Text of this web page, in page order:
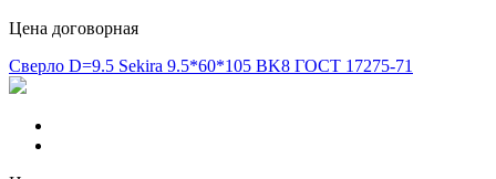
Цена договорная
Сверло D=9.5 Sekira 9.5*60*105 BK8 ГОСТ 17275-71